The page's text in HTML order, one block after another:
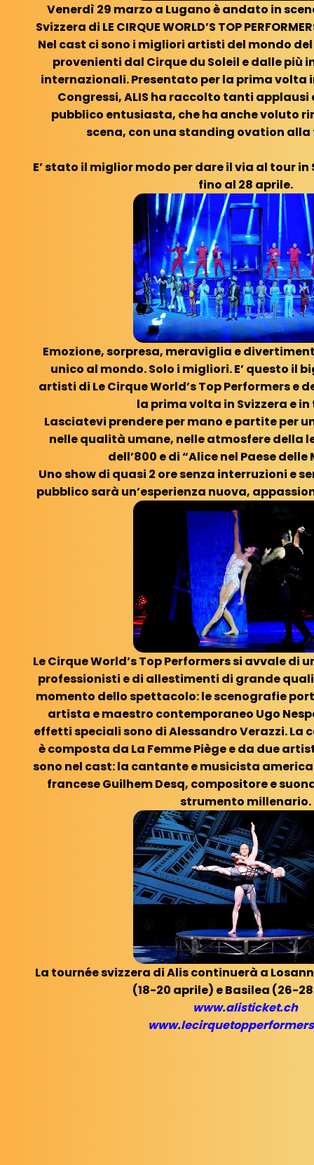
Venerdì 29 marzo a Lugano è andato in
Svizzera di LE CIRQUE WORLD’S TOP
Nel cast ci sono i migliori artisti del mondo
provenienti dal Cirque du Soleil e dalle più
internazionali.Presentato per la prima volta
Congressi, ALIS ha raccolto tanti
pubblico entusiasta, che ha anche voluto
scena, con una standing ovation alla
E’ stato il miglior modo per dare il via al tour
fino al 28 aprile.
Emozione, sorpresa, meraviglia e
unico al mondo. Solo i migliori.E’ questo il
artisti di Le Cirque World’s Top Performers e
la prima volta in Svizzera e
Lasciatevi prendere per mano e partite per
nelle qualità umane, nelle atmosfere
dell’800 e di “Alice nel Paese
Uno show di quasi 2 ore senza interruzioni e
pubblico sarà un’esperienza nuova,
Le Cirque World’s Top Performers si avvale di
professionisti e di allestimenti di grande
momento dello spettacolo: le scenografie
artista e maestro contemporaneo Ugo
effetti speciali sono di Alessandro Verazzi. La
è composta da La Femme Piège e da due
sono nel cast: la cantante e musicista
francese Guilhem Desq, compositore e
strumento millenario.
La tournée svizzera di Alis continuerà a
(18-20 aprile) e Basilea (26-
www.alisticket.ch